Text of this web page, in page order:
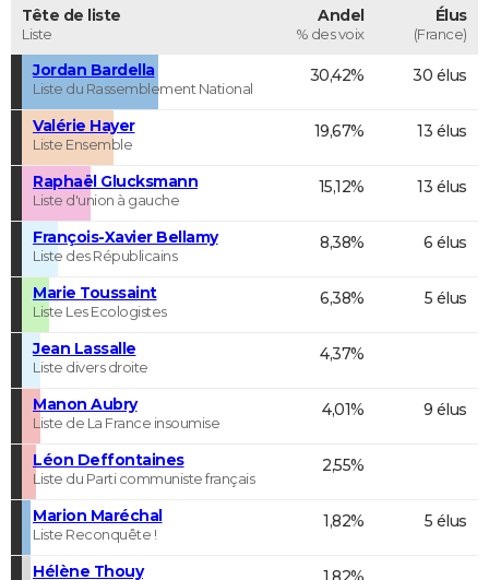
Tête de liste
Liste
Andel
% des voix
Élus
(France)
Jordan Bardella
Liste du Rassemblement National
30,42% 30 élus
Valérie Hayer
Liste Ensemble
19,67% 13 élus
Raphaël Glucksmann
Liste d'union à gauche
15,12% 13 élus
François-Xavier Bellamy
Liste des Républicains
8,38% 6 élus
Marie Toussaint
Liste Les Ecologistes
6,38% 5 élus
Jean Lassalle
Liste divers droite
4,37%
Manon Aubry
Liste de La France insoumise
4,01% 9 élus
Léon Deffontaines
Liste du Parti communiste français
2,55%
Marion Maréchal
Liste Reconquête !
1,82% 5 élus
Hélène Thouy